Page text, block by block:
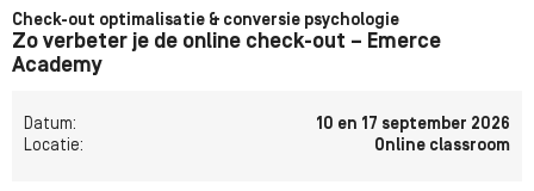
Check-out optimalisatie & conversie psychologie
Zo verbeter je de online check-out – Emerce
Academy
Datum:
10 en 17 september 2026
Locatie:
Online classroom